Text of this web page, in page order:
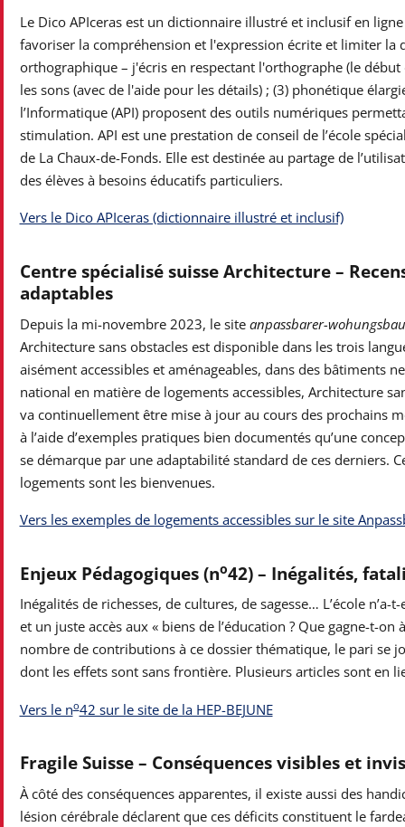
Le Dico APIceras est un dictionnaire illustré et inclusif en
favoriser la compréhension et l'expression écrite et limiter
orthographique – j'écris en respectant l'orthographe (le
les sons (avec de l'aide pour les détails) ; (3) phonétique
l’Informatique (API) proposent des outils numériques
stimulation. API est une prestation de conseil de l’école
de La Chaux-de-Fonds. Elle est destinée au partage de
des élèves à besoins éducatifs particuliers.
Vers le Dico APIceras (dictionnaire illustré et inclusif)
Centre spécialisé suisse Architecture –
adaptables
Depuis la mi-novembre 2023, le site anpassbarer-
Architecture sans obstacles est disponible dans les trois
aisément accessibles et aménageables, dans des bâtiments
national en matière de logements accessibles, Architecture
va continuellement être mise à jour au cours des prochains
à l’aide d’exemples pratiques bien documentés qu’une
se démarque par une adaptabilité standard de ces derniers.
logements sont les bienvenues.
Vers les exemples de logements accessibles sur le site
Enjeux Pédagogiques (no42) – Inégalités,
Inégalités de richesses, de cultures, de sagesse… L’école
et un juste accès aux « biens de l’éducation ? Que gagne-t-
nombre de contributions à ce dossier thématique, le pari se
dont les effets sont sans frontière. Plusieurs articles sont en
Vers le no42 sur le site de la HEP-BEJUNE
Fragile Suisse – Conséquences visibles et
À côté des conséquences apparentes, il existe aussi des
lésion cérébrale déclarent que ces déficits constituent le